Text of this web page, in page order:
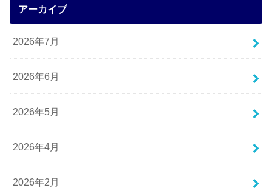
アーカイブ
2026年7月
2026年6月
2026年5月
2026年4月
2026年2月